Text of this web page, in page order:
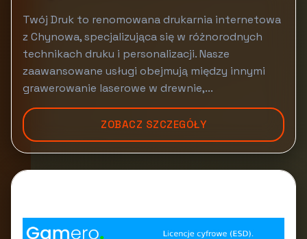
Twój Druk to renomowana drukarnia internetowa
z Chynowa, specjalizująca się w różnorodnych
technikach druku i personalizacji. Nasze
zaawansowane usługi obejmują między innymi
grawerowanie laserowe w drewnie,...
ZOBACZ SZCZEGÓŁY